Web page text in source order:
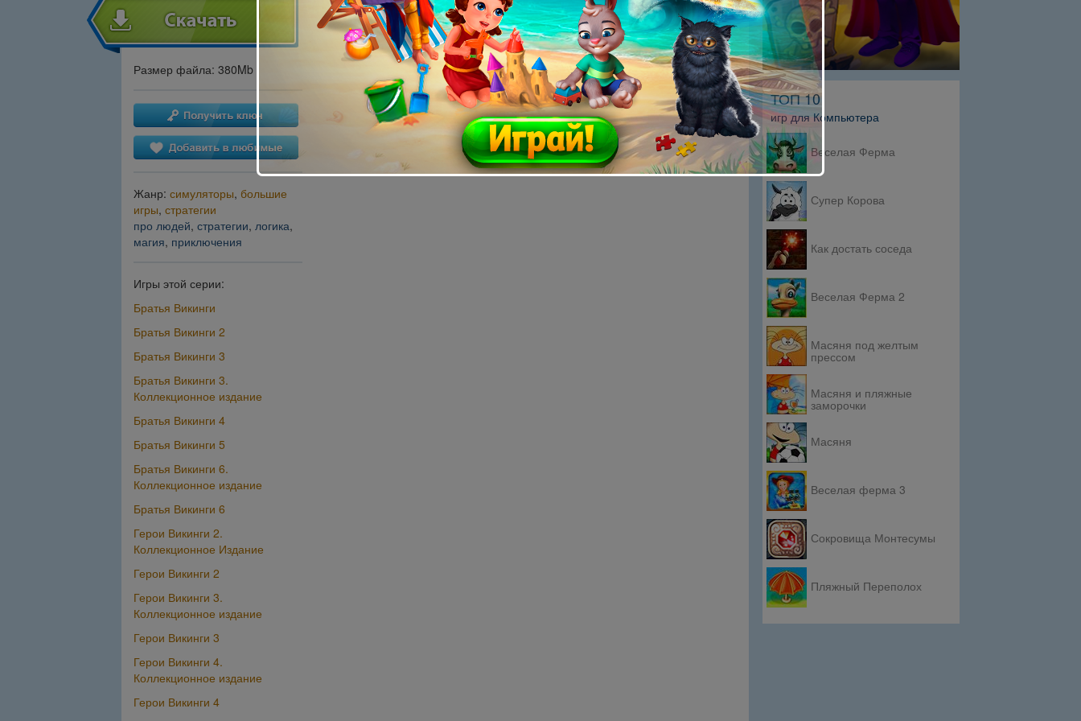
Размер файла: 380Mb
Жанр: симуляторы, большие
игры, стратегии
про людей, стратегии, логика,
магия, приключения
Игры этой серии:
Братья Викинги
Братья Викинги 2
Братья Викинги 3
Братья Викинги 3.
Коллекционное издание
Братья Викинги 4
Братья Викинги 5
Братья Викинги 6.
Коллекционное издание
Братья Викинги 6
Герои Викинги 2.
Коллекционное Издание
Герои Викинги 2
Герои Викинги 3.
Коллекционное издание
Герои Викинги 3
Герои Викинги 4.
Коллекционное издание
Герои Викинги 4
ТОП 10
игр для Компьютера
Веселая Ферма
Супер Корова
Как достать соседа
Веселая Ферма 2
Масяня под желтым
прессом
Масяня и пляжные
заморочки
Масяня
Веселая ферма 3
Сокровища Монтесумы
Пляжный Переполох